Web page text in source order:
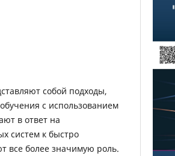
собой подходы,
с использованием
в ответ на
систем к быстро
все более значимую роль.